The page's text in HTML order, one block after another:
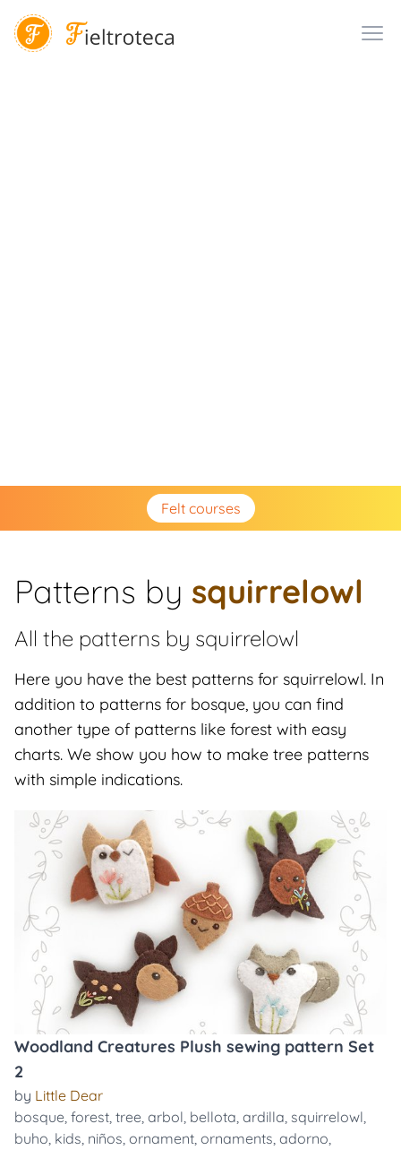
Felt courses
Patterns by squirrelowl
All the patterns by squirrelowl
Here you have the best patterns for squirrelowl. In
addition to patterns for bosque, you can find
another type of patterns like forest with easy
charts. We show you how to make tree patterns
with simple indications.
Woodland Creatures Plush sewing pattern Set
2
by Little Dear
bosque, forest, tree, arbol, bellota, ardilla, squirrelowl,
buho, kids, niños, ornament, ornaments, adorno,